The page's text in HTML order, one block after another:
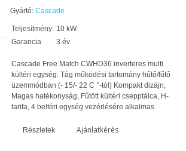
Gyártó: Cascade
Teljesítmény: 10 kW.
Garancia
3 év
Cascade Free Match CWHD36 inverteres multi
kültéri egység: Tág működési tartomány hűtő/fűtő
üzemmódban (- 15/- 22 C °-tól) Kompakt dizájn,
Magas hatékonyság, Fűtött kültéri csepptálca, H-
tarifa, 4 beltéri egység vezérlésére alkalmas
Részletek Ajánlatkérés